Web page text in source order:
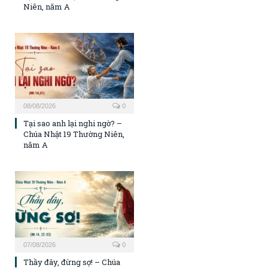
Niên, năm A
08/08/2026 0
Tại sao anh lại nghi ngờ? –
Chúa Nhật 19 Thường Niên,
năm A
07/08/2026 0
Thầy đây, đừng sợ! – Chúa